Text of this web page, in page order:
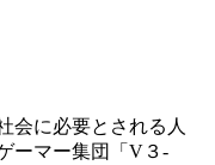
会に必要とされる人
ーマー集団「V３-